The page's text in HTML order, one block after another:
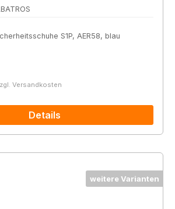
S1P, AER58, blau
Versandkosten
Details
weitere Varianten